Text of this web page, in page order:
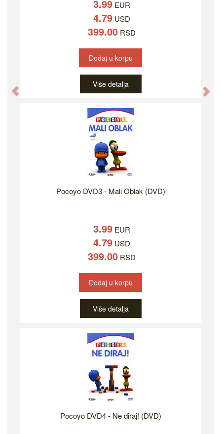
3.99 EUR
4.79 USD
399.00 RSD
Dodaj u korpu
Više detalja
Pocoyo DVD3 - Mali Oblak (DVD)
3.99 EUR
4.79 USD
399.00 RSD
Dodaj u korpu
Više detalja
Pocoyo DVD4 - Ne diraj! (DVD)